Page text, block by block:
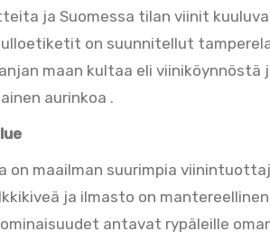
ja Suomessa tilan viinit
on suunnitellut
maan kultaa eli viiniköynnöstä
aurinkoa .
on maailman suurimpia
ja ilmasto on
antavat rypäleille